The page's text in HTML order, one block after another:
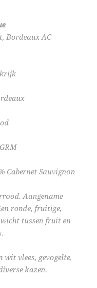
Bordeaux AC
Cabernet Sauvignon
Aangename
ronde, fruitige,
tussen fruit en
vlees, gevogelte,
kazen.